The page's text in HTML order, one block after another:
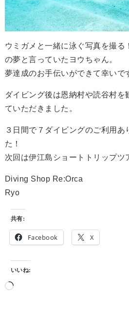
ウミガメと一緒に泳ぐ写真を撮る
の夢と言っていたヨウちゃん。
夢達成のお手伝いができて幸いで
ダイビング後は恩納村や読谷村を
ていただきました。
３日間で７ダイビングのご利用あ
た！
次回は伊江島ショートトリップツ
Diving Shop Re:Orca
Ryo
共有:
Facebook X
いいね: